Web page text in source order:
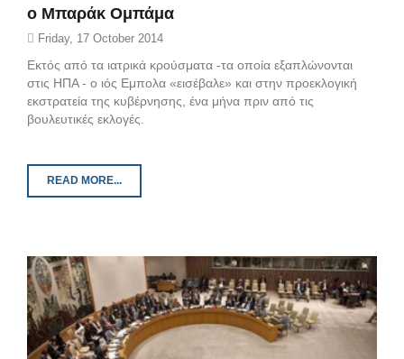
ο Μπαράκ Ομπάμα
Friday, 17 October 2014
Εκτός από τα ιατρικά κρούσματα -τα οποία εξαπλώνονται
στις ΗΠΑ - ο ιός Εμπολα «εισέβαλε» και στην προεκλογική
εκστρατεία της κυβέρνησης, ένα μήνα πριν από τις
βουλευτικές εκλογές.
READ MORE...